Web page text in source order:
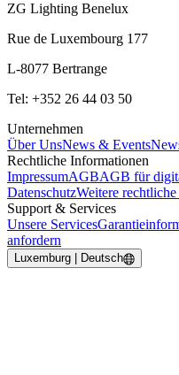
ZG Lighting Benelux
Rue de Luxembourg 177
L-8077 Bertrange
Tel: +352 26 44 03 50
Unternehmen
Über UnsNews & Events
Rechtliche Informationen
ImpressumAGBAGB für
DatenschutzWeitere
Support & Services
Unsere Services
anfordern
Luxemburg | Deutsch